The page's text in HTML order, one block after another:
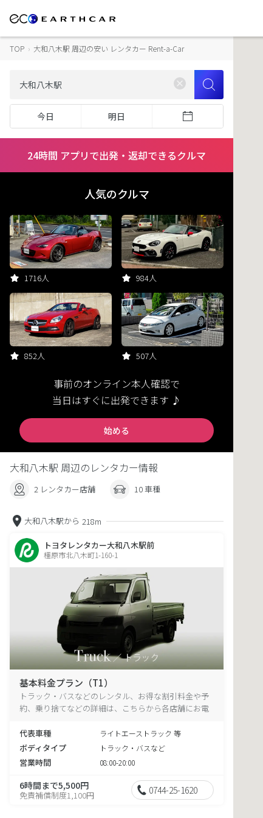
TOP › 大和八木駅 周辺の安い レンタカー Rent-a-Car
今日 明日
24時間 アプリで出発・返却できるクルマ
人気のクルマ
1716人 984人
852人 507人
事前のオンライン本人確認で
当日はすぐに出発できます ♪
始める
大和八木駅 周辺のレンタカー情報
2 レンタカー店舗 10 車種
大和八木駅から 218m
トヨタレンタカー大和八木駅前
橿原市北八木町1-160-1
基本料金プラン（T1）
トラック・バスなどのレンタル、お得な割引料金や予
約、乗り捨てなどの詳細は、こちらから各店舗にお電
代表車種
ライトエーストラック 等
ボディタイプ トラック・バスなど
営業時間 08:00-20:00
6時間まで5,500円
免責補償制度1,100円 0744-25-1620